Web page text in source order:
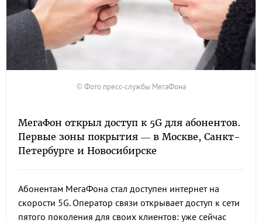
© Фото пресс-службы МегаФона
МегаФон открыл доступ к 5G для абонентов.
Первые зоны покрытия — в Москве, Санкт-
Петербурге и Новосибирске
Абонентам МегаФона стал доступен интернет на
скорости 5G. Оператор связи открывает доступ к сети
пятого поколения для своих клиентов: уже сейчас